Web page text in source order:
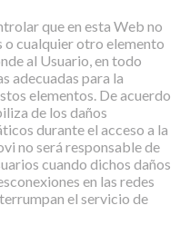
que en esta Web no
cualquier otro elemento
al Usuario, en todo
adecuadas para la
elementos. De acuerdo
de los daños
durante el acceso a la
no será responsable de
cuando dichos daños
en las redes
el servicio de